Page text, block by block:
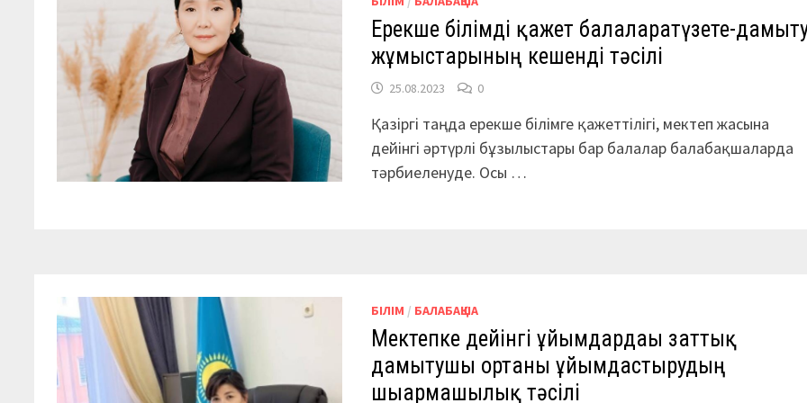
Ерекше білімді қажет балаларғатүзете-
жұмыстарының кешенді тәсілі
25.08.2023 0
Қазіргі таңда ерекше білімге қажеттілігі, мектеп жасына
дейінгі әртүрлі бұзылыстары бар балалар балабақшаларда
тәрбиеленуде. Осы …
БІЛІМ / БАЛАБАҚША
Мектепке дейінгі ұйымдардағы заттық
дамытушы ортаны ұйымдастырудың
шығармашылық тәсілі